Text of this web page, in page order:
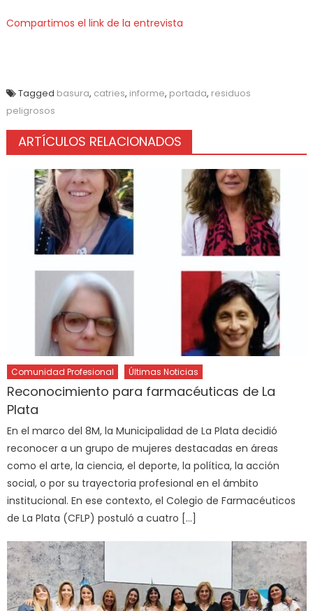
Compartimos el link de la entrevista
Tagged basura, catries, informe, portada, residuos
peligrosos
ARTÍCULOS RELACIONADOS
Comunidad Profesional Últimas Noticias
Reconocimiento para farmacéuticas de La
Plata
En el marco del 8M, la Municipalidad de La Plata decidió
reconocer a un grupo de mujeres destacadas en áreas
como el arte, la ciencia, el deporte, la política, la acción
social, o por su trayectoria profesional en el ámbito
institucional. En ese contexto, el Colegio de Farmacéuticos
de La Plata (CFLP) postuló a cuatro […]